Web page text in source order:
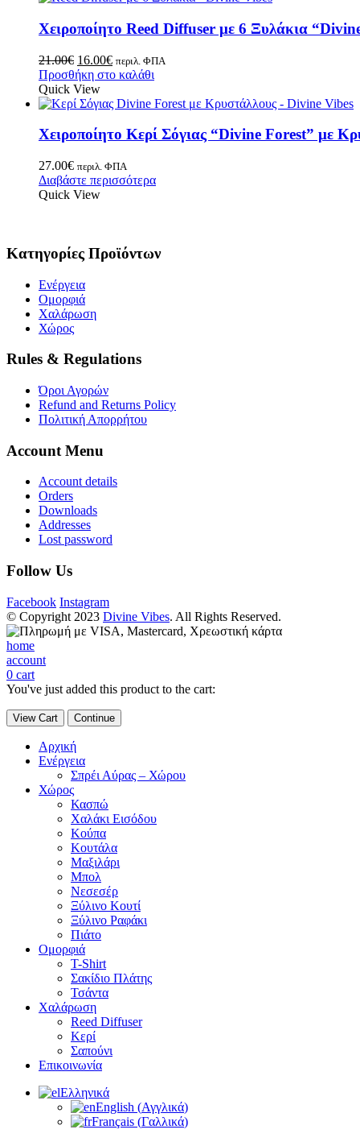
Χειροποίητο Reed Diffuser με 6 Ξυλάκια
21.00€ 16.00€ περιλ. ΦΠΑ
Προσθήκη στο καλάθι
Quick View
Χειροποίητο Κερί Σόγιας “Divine Forest” με
27.00€ περιλ. ΦΠΑ
Διαβάστε περισσότερα
Quick View
Κατηγορίες Προϊόντων
Ενέργεια
Ομορφιά
Χαλάρωση
Χώρος
Rules & Regulations
Όροι Αγορών
Refund and Returns Policy
Πολιτική Απορρήτου
Account Menu
Account details
Orders
Downloads
Addresses
Lost password
Follow Us
Facebook Instagram
© Copyright 2023 Divine Vibes. All Rights Reserved.
home
account
0 cart
You've just added this product to the cart:
View Cart Continue
Αρχική
Ενέργεια
Σπρέι Αύρας – Χώρου
Χώρος
Κασπώ
Χαλάκι Εισόδου
Κούπα
Κουτάλα
Μαξιλάρι
Μπολ
Νεσεσέρ
Ξύλινο Κουτί
Ξύλινο Ραφάκι
Πιάτο
Ομορφιά
T-Shirt
Σακίδιο Πλάτης
Τσάντα
Χαλάρωση
Reed Diffuser
Κερί
Σαπούνι
Επικοινωνία
Ελληνικά
English (Αγγλικά)
Français (Γαλλικά)